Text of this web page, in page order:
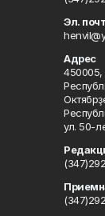
Эл.
Адрес
450005,
ул. 50-